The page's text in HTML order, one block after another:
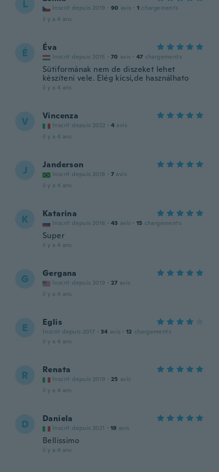
L Inscrit depuis 2019 · 90 avis · 1 chargements
il y a 4 ans
É Éva
Inscrit depuis 2015 · 70 avis · 47 chargements
Sütiformának nem de diszeket lehet
készíteni vele. Elég kicsi,de használhato
il y a 4 ans
V Vincenza
Inscrit depuis 2022 · 4 avis
il y a 4 ans
J Janderson
Inscrit depuis 2018 · 7 avis
il y a 4 ans
K Katarina
Inscrit depuis 2016 · 43 avis · 15 chargements
Super
il y a 4 ans
G Gergana
Inscrit depuis 2019 · 27 avis
il y a 4 ans
E Eglis
Inscrit depuis 2017 · 34 avis · 12 chargements
il y a 4 ans
R Renata
Inscrit depuis 2019 · 25 avis
il y a 4 ans
D Daniela
Inscrit depuis 2021 · 19 avis
Bellissimo
il y a 4 ans